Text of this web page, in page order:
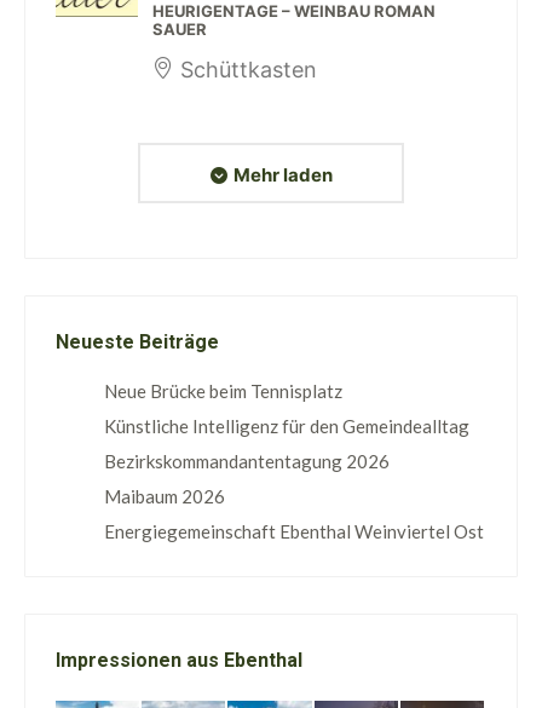
HEURIGENTAGE – WEINBAU ROMAN
SAUER
Schüttkasten
Mehr laden
Neueste Beiträge
Neue Brücke beim Tennisplatz
Künstliche Intelligenz für den Gemeindealltag
Bezirkskommandantentagung 2026
Maibaum 2026
Energiegemeinschaft Ebenthal Weinviertel Ost
Impressionen aus Ebenthal